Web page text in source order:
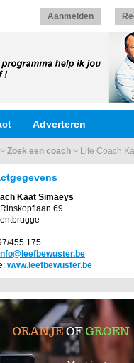
Aanmelden
Adverteren
> Zoek een coach > Life Coach
Kaat Simaeys
69
455.175
www.leefbewuster.be